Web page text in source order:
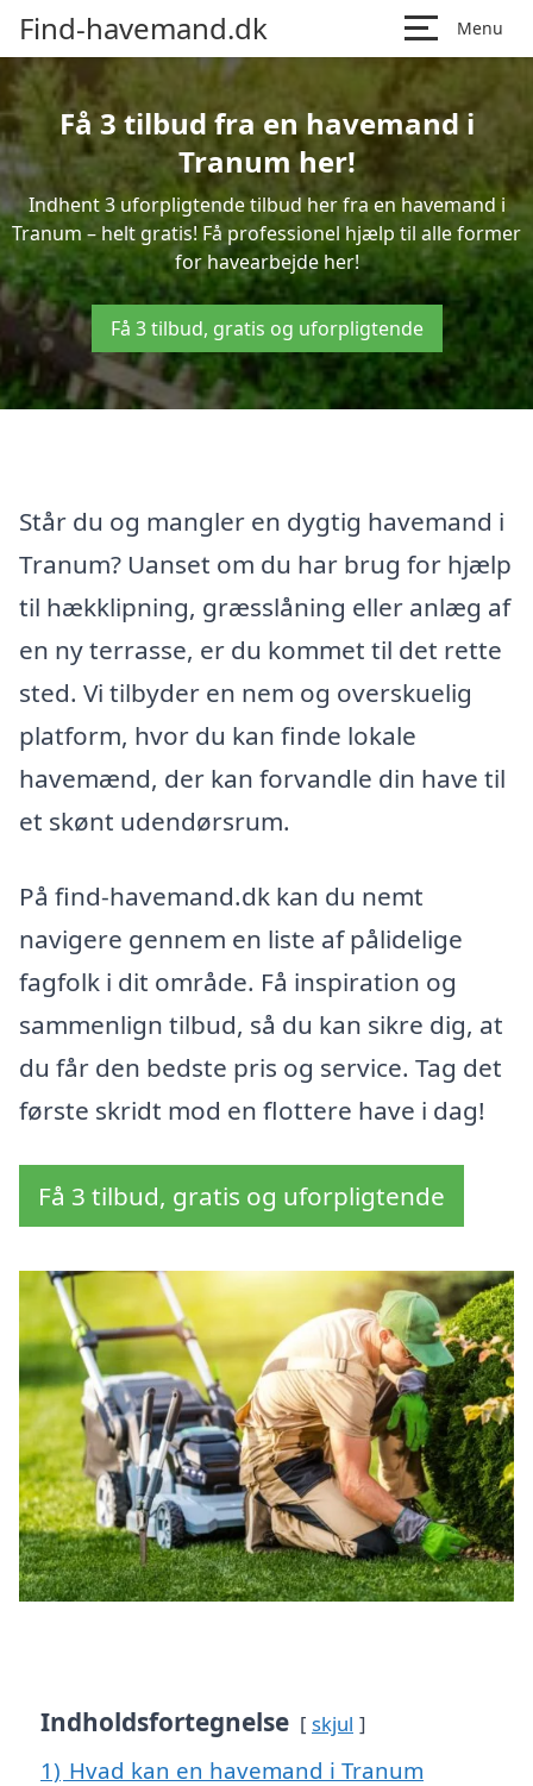
Find-havemand.dk Menu
Få 3 tilbud fra en havemand i
Tranum her!
Indhent 3 uforpligtende tilbud her fra en havemand i
Tranum – helt gratis! Få professionel hjælp til alle former
for havearbejde her!
Få 3 tilbud, gratis og uforpligtende
Står du og mangler en dygtig havemand i
Tranum? Uanset om du har brug for hjælp
til hækklipning, græsslåning eller anlæg af
en ny terrasse, er du kommet til det rette
sted. Vi tilbyder en nem og overskuelig
platform, hvor du kan finde lokale
havemænd, der kan forvandle din have til
et skønt udendørsrum.
På find-havemand.dk kan du nemt
navigere gennem en liste af pålidelige
fagfolk i dit område. Få inspiration og
sammenlign tilbud, så du kan sikre dig, at
du får den bedste pris og service. Tag det
første skridt mod en flottere have i dag!
Få 3 tilbud, gratis og uforpligtende
Indholdsfortegnelse skjul
1) Hvad kan en havemand i Tranum